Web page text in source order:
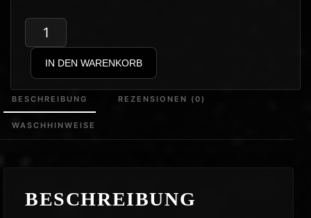
Shlomo
–
Dog
Whistle
Big
Shlo
IN DEN WARENKORB
BESCHREIBUNG REZENSIONEN (0)
WASCHHINWEISE
BESCHREIBUNG